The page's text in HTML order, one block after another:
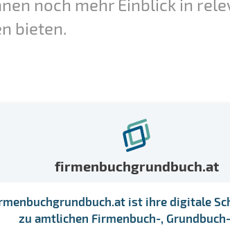
noch mehr Einblick in
bieten.
firmenbuchgrundbuch.at
ist ihre digitale
zu amtlichen Firmenbuch-,